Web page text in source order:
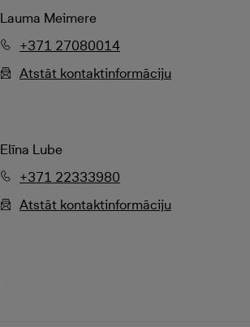
Lauma Meimere
+371 27080014
Atstāt kontaktinformāciju
Elīna Lube
+371 22333980
Atstāt kontaktinformāciju